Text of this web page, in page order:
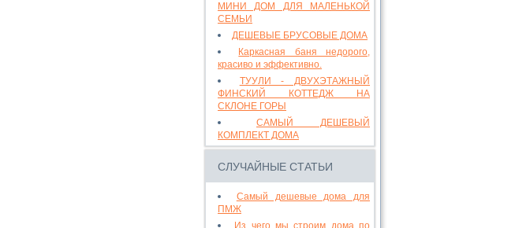
МИНИ ДОМ ДЛЯ МАЛЕНЬКОЙ
СЕМЬИ
ДЕШЕВЫЕ БРУСОВЫЕ ДОМА
Каркасная баня недорого,
красиво и эффективно.
ТУУЛИ - ДВУХЭТАЖНЫЙ
ФИНСКИЙ КОТТЕДЖ НА
СКЛОНЕ ГОРЫ
САМЫЙ ДЕШЕВЫЙ
КОМПЛЕКТ ДОМА
CЛУЧАЙНЫЕ СТАТЬИ
Самый дешевые дома для
ПМЖ
Из чего мы строим дома по